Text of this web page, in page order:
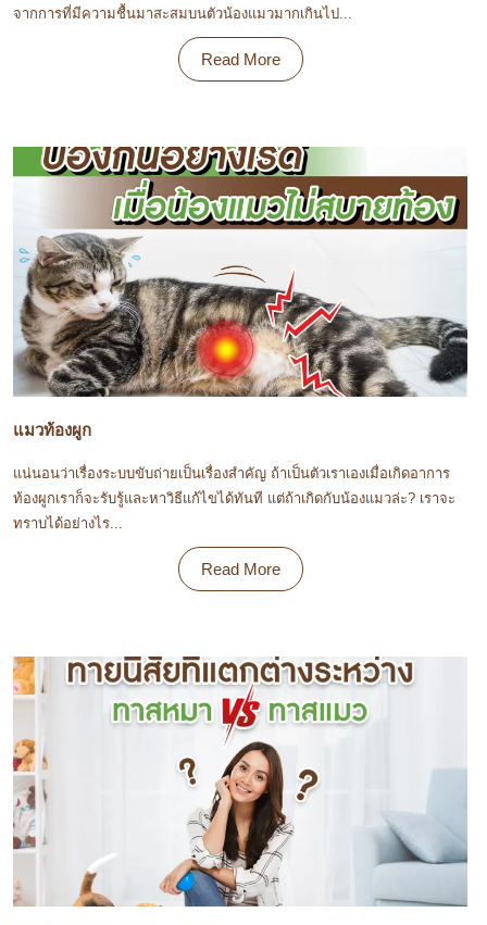
จากการที่มีความชื้นมาสะสมบนตัวน้องแมวมากเกินไป...
Read More
แมวท้องผูก
แน่นอนว่าเรื่องระบบขับถ่ายเป็นเรื่องสำคัญ ถ้าเป็นตัวเราเองเมื่อเกิดอาการ
ท้องผูกเราก็จะรับรู้และหาวิธีแก้ไขได้ทันที แต่ถ้าเกิดกับน้องแมวล่ะ? เราจะ
ทราบได้อย่างไร...
Read More